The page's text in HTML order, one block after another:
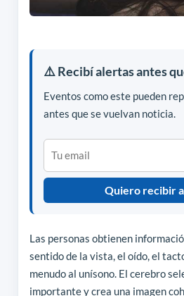
⚠️ Recibí alertas antes
Eventos como este pueden
antes que se vuelvan noticia.
Quiero recibir
Las personas obtienen
sentido de la vista, el oído, el
menudo al unísono. El cerebro
importante y crea una imagen